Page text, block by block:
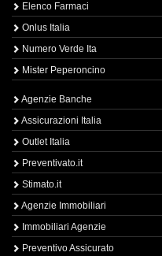
Elenco Farmaci
Onlus Italia
Numero Verde Ita
Mister Peperoncino
Agenzie Banche
Assicurazioni Italia
Outlet Italia
Preventivato.it
Stimato.it
Agenzie Immobiliari
Immobiliari Agenzie
Preventivo Assicurato